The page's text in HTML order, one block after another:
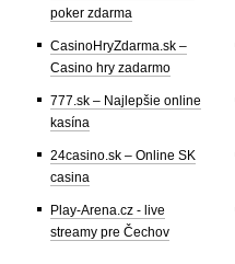
poker zdarma
CasinoHryZdarma.sk –
Casino hry zadarmo
777.sk – Najlepšie online
kasína
24casino.sk – Online SK
casina
Play-Arena.cz - live
streamy pre Čechov